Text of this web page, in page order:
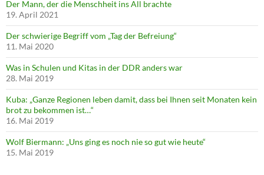
Der Mann, der die Menschheit ins All brachte
19. April 2021
Der schwierige Begriff vom „Tag der Befreiung“
11. Mai 2020
Was in Schulen und Kitas in der DDR anders war
28. Mai 2019
Kuba: „Ganze Regionen leben damit, dass bei Ihnen seit Monaten kein
brot zu bekommen ist…“
16. Mai 2019
Wolf Biermann: „Uns ging es noch nie so gut wie heute“
15. Mai 2019